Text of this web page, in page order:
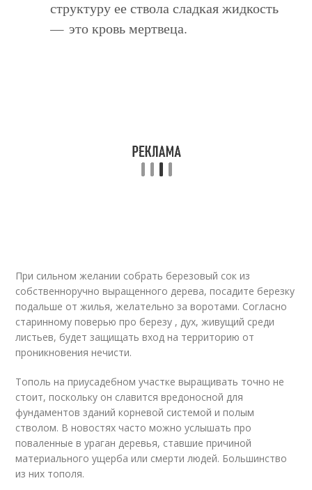
структуру ее ствола сладкая жидкость
— это кровь мертвеца.
При сильном желании собрать березовый сок из
собственноручно выращенного дерева, посадите березку
подальше от жилья, желательно за воротами. Согласно
старинному поверью про березу , дух, живущий среди
листьев, будет защищать вход на территорию от
проникновения нечисти.
Тополь на приусадебном участке выращивать точно не
стоит, поскольку он славится вредоносной для
фундаментов зданий корневой системой и полым
стволом. В новостях часто можно услышать про
поваленные в ураган деревья, ставшие причиной
материального ущерба или смерти людей. Большинство
из них тополя.